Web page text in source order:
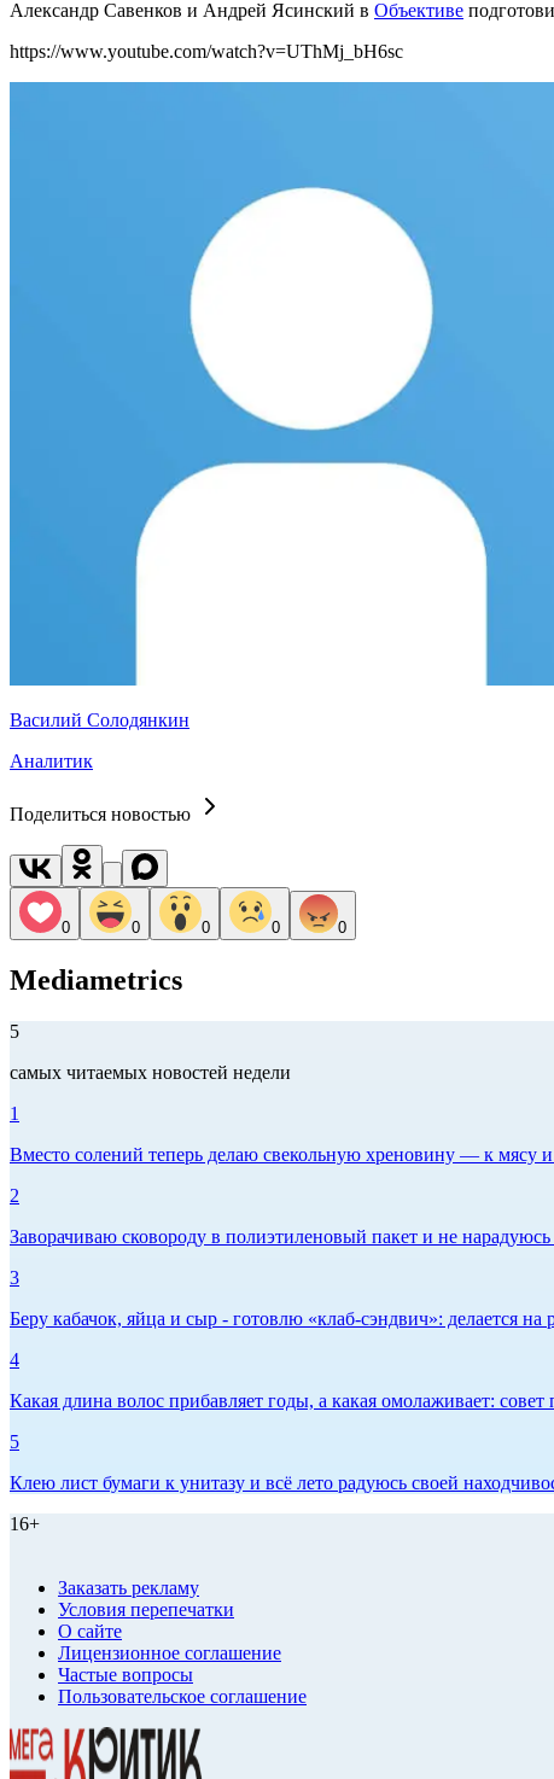
Александр Савенков и Андрей Ясинский в Объективе
https://www.youtube.com/watch?v=UThMj_bH6sc
Василий Солодянкин
Аналитик
Поделиться новостью
0 0 0 0 0
Mediametrics
5
самых читаемых новостей недели
1
Вместо солений теперь делаю свекольную хреновину — к мясу
2
Заворачиваю сковороду в полиэтиленовый пакет и не нарадуюсь
3
Беру кабачок, яйца и сыр - готовлю «клаб-сэндвич»: делается на
4
Какая длина волос прибавляет годы, а какая омолаживает:
5
Клею лист бумаги к унитазу и всё лето радуюсь своей
16+
Заказать рекламу
Условия перепечатки
О сайте
Лицензионное соглашение
Частые вопросы
Пользовательское соглашение